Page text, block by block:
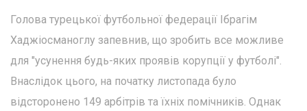
Голова турецької футбольної федерації Ібрагім
Хаджіосманоглу запевнив, що зробить все можливе
для "усунення будь-яких проявів корупції у футболі".
Внаслідок цього, на початку листопада було
відсторонено 149 арбітрів та їхніх помічників. Однак